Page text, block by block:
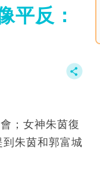
平反：
；女神朱茵復
朱茵和郭富城